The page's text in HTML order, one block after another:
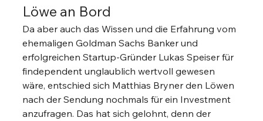
Löwe an Bord
Da aber auch das Wissen und die Erfahrung vom
ehemaligen Goldman Sachs Banker und
erfolgreichen Startup-Gründer Lukas Speiser für
findependent unglaublich wertvoll gewesen
wäre, entschied sich Matthias Bryner den Löwen
nach der Sendung nochmals für ein Investment
anzufragen. Das hat sich gelohnt, denn der